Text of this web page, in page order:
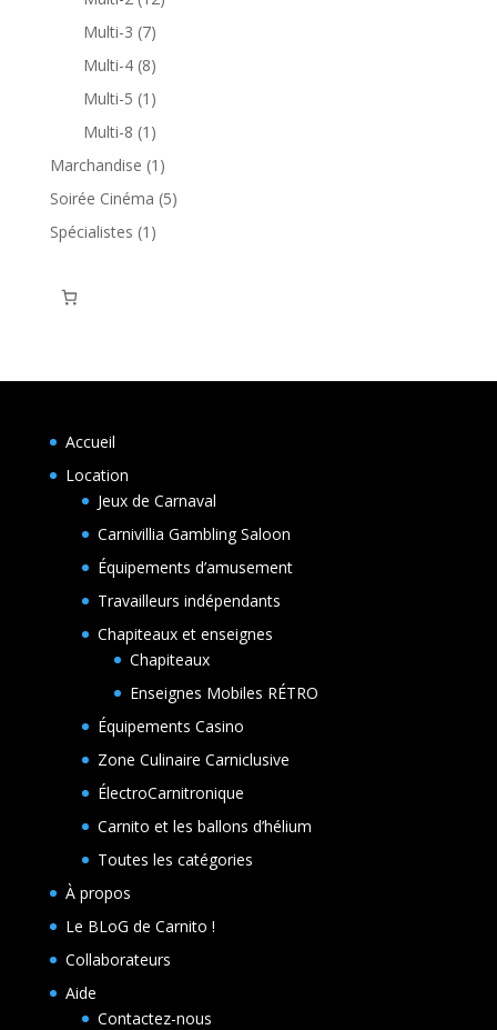
Multi-3 77
produits
Multi-4 88
produits
Multi-5 1 1
produit
Multi-8 1 1
produit
Marchandise 1 1
produit
Soirée Cinéma 55
Spécialistes 1 1
Accueil
Location
Jeux de Carnaval
Carnivillia Gambling Saloon
Équipements d’amusement
Travailleurs indépendants
Chapiteaux et enseignes
Chapiteaux
Enseignes Mobiles RÉTRO
Équipements Casino
Zone Culinaire Carniclusive
ÉlectroCarnitronique
Carnito et les ballons d’hélium
Toutes les catégories
À propos
Le BLoG de Carnito !
Collaborateurs
Aide
Contactez-nous